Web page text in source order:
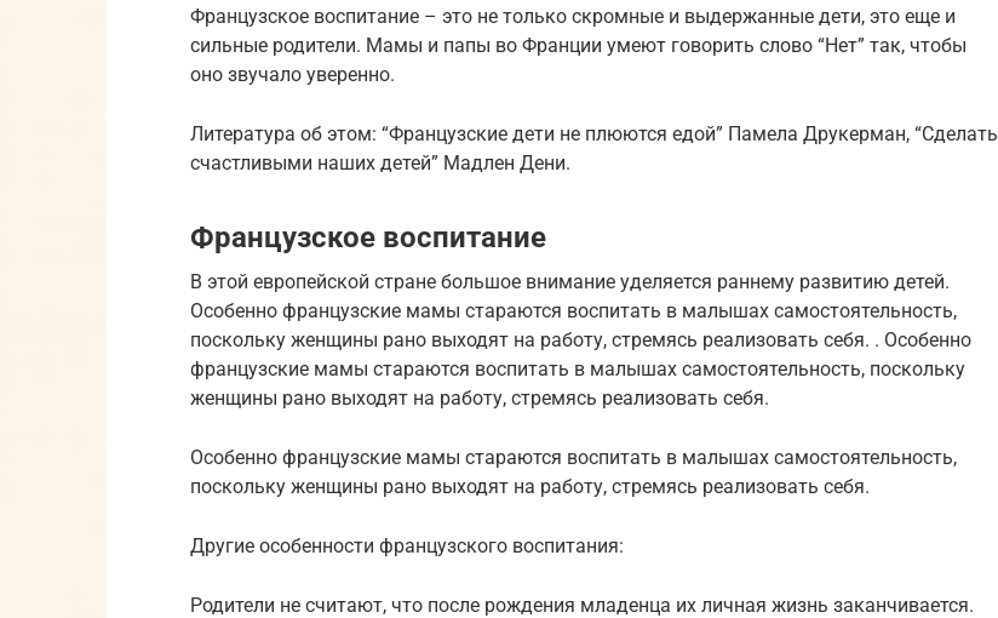
Французское воспитание – это не только скромные и выдержанные дети, это еще и
сильные родители. Мамы и папы во Франции умеют говорить слово “Нет” так, чтобы
оно звучало уверенно.
Литература об этом: “Французские дети не плюются едой” Памела Друкерман, “Сделать
счастливыми наших детей” Мадлен Дени.
Французское воспитание
В этой европейской стране большое внимание уделяется раннему развитию детей.
Особенно французские мамы стараются воспитать в малышах самостоятельность,
поскольку женщины рано выходят на работу, стремясь реализовать себя. . Особенно
французские мамы стараются воспитать в малышах самостоятельность, поскольку
женщины рано выходят на работу, стремясь реализовать себя.
Особенно французские мамы стараются воспитать в малышах самостоятельность,
поскольку женщины рано выходят на работу, стремясь реализовать себя.
Другие особенности французского воспитания:
Родители не считают, что после рождения младенца их личная жизнь заканчивается.